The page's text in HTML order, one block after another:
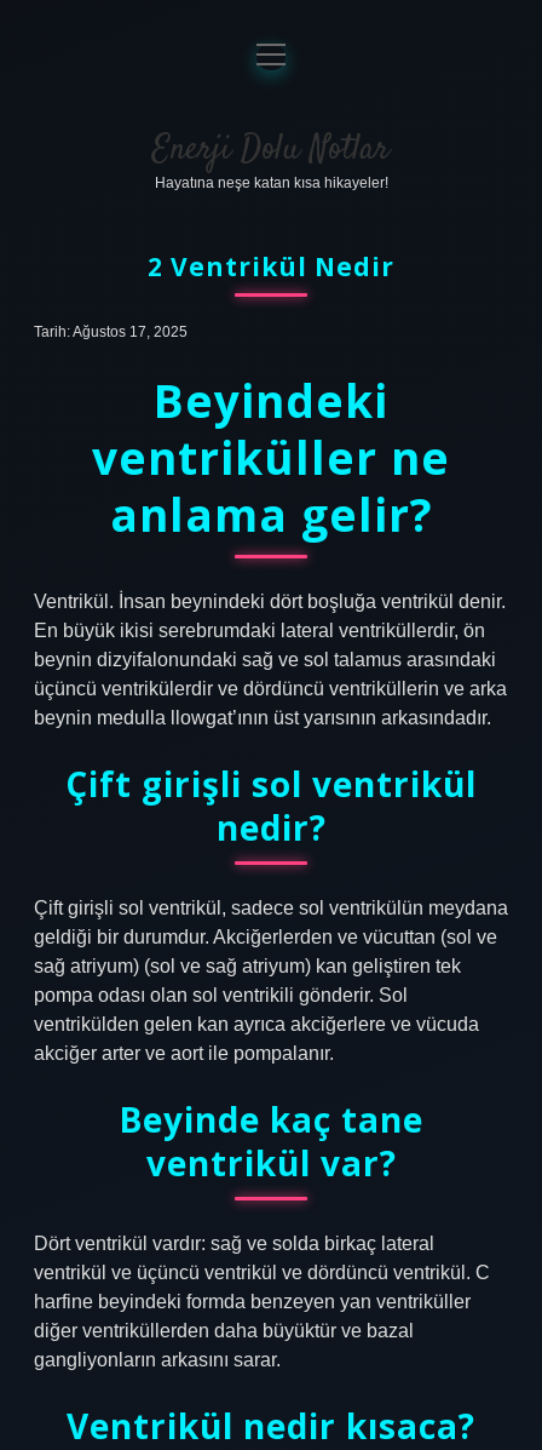
Anasayfa
Gizlilik Politikası
Yasal Uyarı
menüyü
aç
Enerji Dolu Notlar
Hayatına neşe katan kısa hikayeler!
2 Ventrikül Nedir
Tarih: Ağustos 17, 2025
Beyindeki
ventriküller ne
anlama gelir?
Ventrikül. İnsan beynindeki dört boşluğa ventrikül denir.
En büyük ikisi serebrumdaki lateral ventriküllerdir, ön
beynin dizyifalonundaki sağ ve sol talamus arasındaki
üçüncü ventrikülerdir ve dördüncü ventriküllerin ve arka
beynin medulla llowgat’ının üst yarısının arkasındadır.
Çift girişli sol ventrikül
nedir?
Çift girişli sol ventrikül, sadece sol ventrikülün meydana
geldiği bir durumdur. Akciğerlerden ve vücuttan (sol ve
sağ atriyum) (sol ve sağ atriyum) kan geliştiren tek
pompa odası olan sol ventrikili gönderir. Sol
ventrikülden gelen kan ayrıca akciğerlere ve vücuda
akciğer arter ve aort ile pompalanır.
Beyinde kaç tane
ventrikül var?
Dört ventrikül vardır: sağ ve solda birkaç lateral
ventrikül ve üçüncü ventrikül ve dördüncü ventrikül. C
harfine beyindeki formda benzeyen yan ventriküller
diğer ventriküllerden daha büyüktür ve bazal
gangliyonların arkasını sarar.
Ventrikül nedir kısaca?